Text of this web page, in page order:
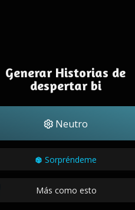
Generar Historias de
despertar bi
Neutro
Sorpréndeme
Más como esto